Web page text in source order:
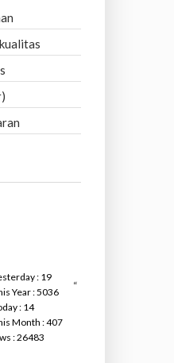
: 19
Year : 5036
: 14
Month : 407
: 26483
“